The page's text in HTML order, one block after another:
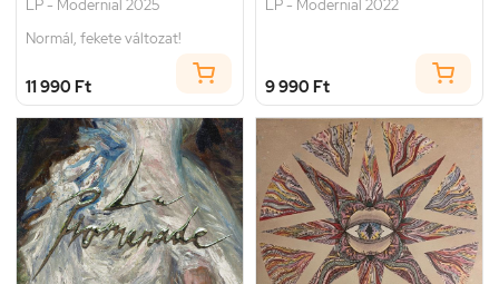
LP - Modernial 2025
Normál, fekete változat!
11 990 Ft
LP - Modernial 2022
9 990 Ft